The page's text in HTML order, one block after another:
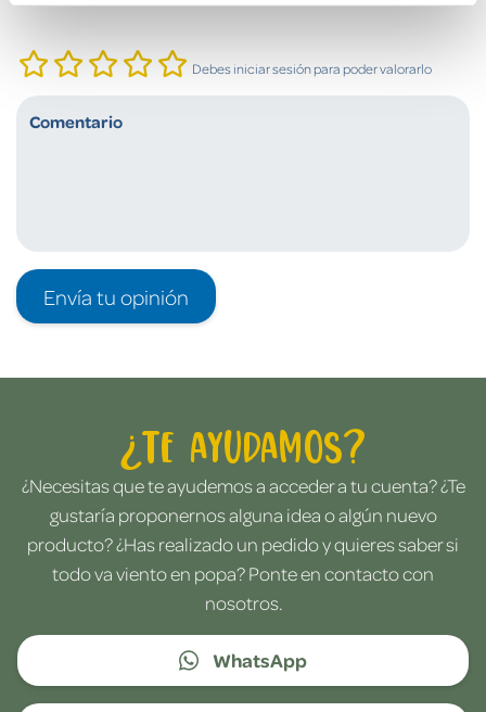
Debes iniciar sesión para poder valorarlo
Envía tu opinión
¿Te ayudamos?
¿Necesitas que te ayudemos a acceder a tu cuenta? ¿Te
gustaría proponernos alguna idea o algún nuevo
producto? ¿Has realizado un pedido y quieres saber si
todo va viento en popa? Ponte en contacto con
nosotros.
WhatsApp